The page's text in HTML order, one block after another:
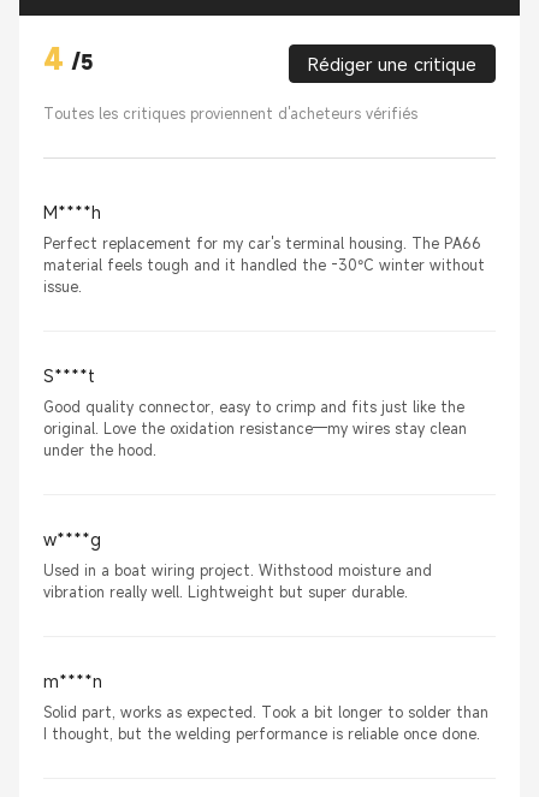
4 /5 Rédiger une critique
Toutes les critiques proviennent d'acheteurs vérifiés
M****h
Perfect replacement for my car's terminal housing. The PA66
material feels tough and it handled the -30°C winter without
issue.
S****t
Good quality connector, easy to crimp and fits just like the
original. Love the oxidation resistance—my wires stay clean
under the hood.
w****g
Used in a boat wiring project. Withstood moisture and
vibration really well. Lightweight but super durable.
m****n
Solid part, works as expected. Took a bit longer to solder than
I thought, but the welding performance is reliable once done.